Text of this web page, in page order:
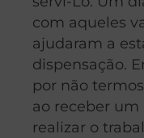
com aqueles
ajudaram a
dispensação.
por não
ao receber
realizar o